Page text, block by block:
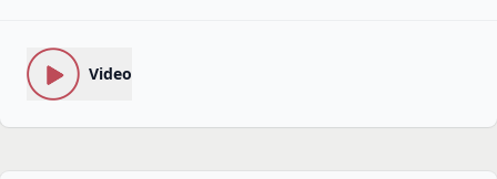
Video